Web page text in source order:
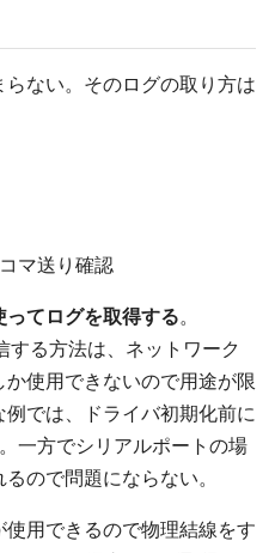
ない。そのログの取り方は
マ送り確認
てログを取得する。
る方法は、ネットワーク
使用できないので用途が限
では、ドライバ初期化前に
一方でシリアルポートの場
ので問題にならない。
用できるので物理結線をす